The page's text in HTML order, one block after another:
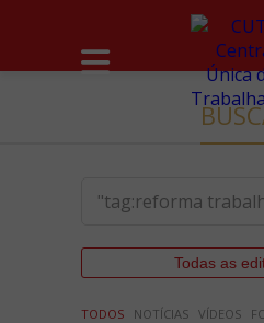
Todas as
TODOS NOTÍCIAS VÍDEOS